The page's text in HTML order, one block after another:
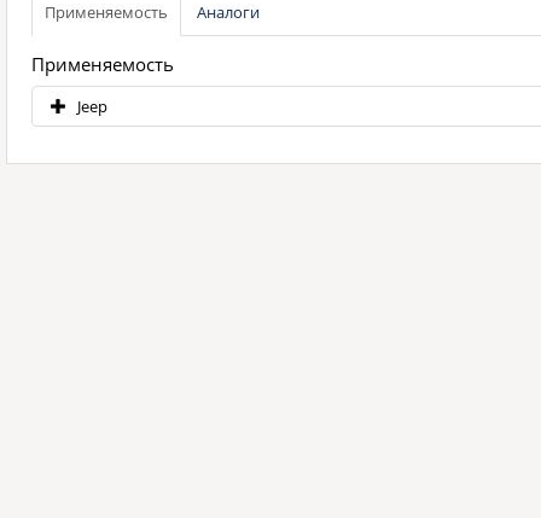
Применяемость Аналоги
Применяемость
Jeep